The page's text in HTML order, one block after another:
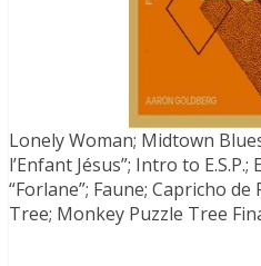
Lonely Woman; Midtown
l’Enfant Jésus”; Intro to E.S.P.;
“Forlane”; Faune; Capricho
Tree; Monkey Puzzle Tree